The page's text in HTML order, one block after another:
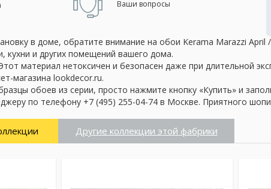
Ваши вопросы
в доме, обратите внимание на обои Kerama Marazzi
кухни и других помещений вашего дома.
материал нетоксичен и безопасен даже при длительной
магазина lookdecor.ru.
обоев из серии, просто нажмите кнопку «Купить» и
по телефону +7 (495) 255-04-74 в Москве. Приятного
Другие коллекции этой фабрики